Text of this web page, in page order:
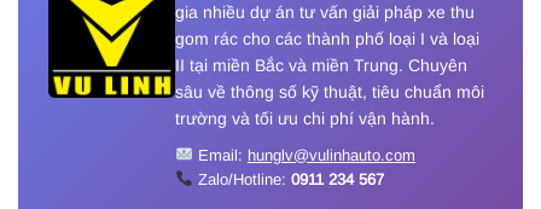
gia nhiều dự án tư vấn giải pháp xe thu
gom rác cho các thành phố loại I và loại
II tại miền Bắc và miền Trung. Chuyên
sâu về thông số kỹ thuật, tiêu chuẩn môi
trường và tối ưu chi phí vận hành.
Email: hunglv@vulinhauto.com
Zalo/Hotline: 0911 234 567